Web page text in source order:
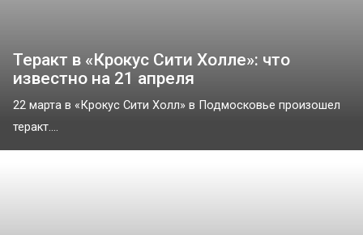
Теракт в «Крокус Сити Холле»: что
известно на 21 апреля
22 марта в «Крокус Сити Холл» в Подмосковье произошел
теракт....